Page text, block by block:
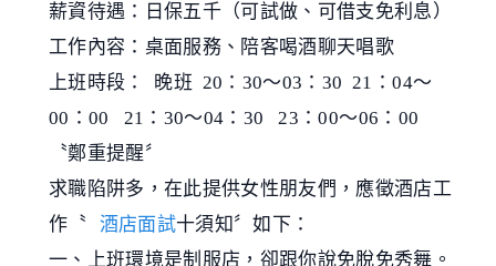
薪資待遇：日保五千（可試做、可借支免利息）
工作內容：桌面服務、陪客喝酒聊天唱歌
上班時段： 晚班 20：30～03：30 21：04～
00：00 21：30～04：30 23：00～06：00
〝鄭重提醒〞
求職陷阱多，在此提供女性朋友們，應徵酒店工
作〝
酒店面試十須知〞如下：
一、上班環境是制服店，卻跟你說免脫免秀舞。